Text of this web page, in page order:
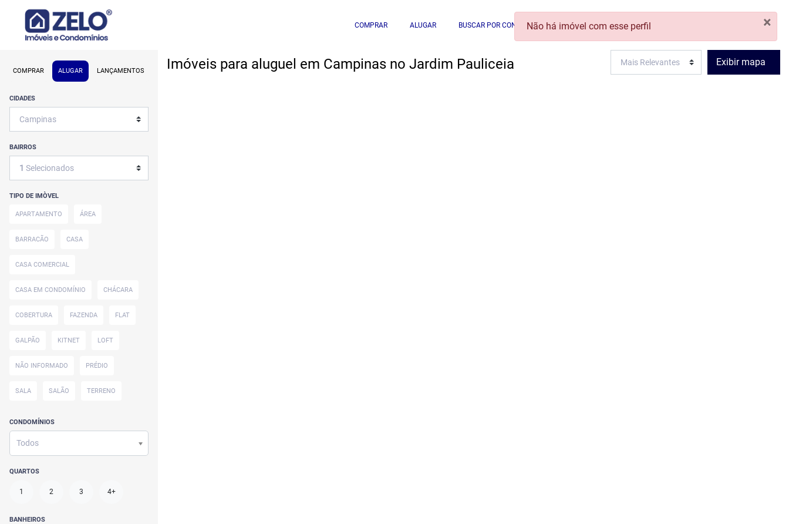
COMPRAR ALUGAR BUSCAR POR CONDOMÍNIO CADASTRAR SEU IMÓVEL
COMPRAR ALUGAR LANÇAMENTOS
CIDADES
BAIRROS
1 Selecionados
TIPO DE IMÒVEL
APARTAMENTO ÁREA
BARRACÃO CASA
CASA COMERCIAL
CASA EM CONDOMÍNIO CHÁCARA
COBERTURA FAZENDA FLAT
GALPÃO KITNET LOFT
NÃO INFORMADO PRÉDIO
SALA SALÃO TERRENO
CONDOMÍNIOS
Todos
QUARTOS
1 2 3 4+
BANHEIROS
Imóveis para aluguel em Campinas no Jardim Pauliceia Exibir mapa
×
Não há imóvel com esse perfil